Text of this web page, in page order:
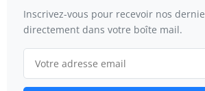
Inscrivez-vous pour recevoir nos
directement dans votre boîte mail.